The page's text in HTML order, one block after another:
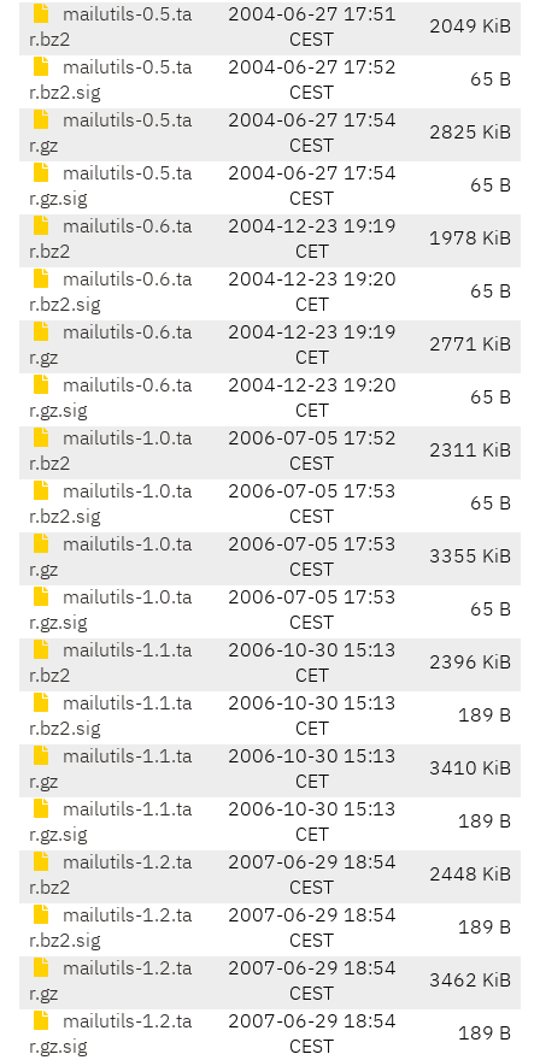
mailutils-0.5.ta
r.bz2
2004-06-27 17:51
CEST
2049 KiB
mailutils-0.5.ta
r.bz2.sig
2004-06-27 17:52
CEST
65 B
mailutils-0.5.ta
r.gz
2004-06-27 17:54
CEST
2825 KiB
mailutils-0.5.ta
r.gz.sig
2004-06-27 17:54
CEST
65 B
mailutils-0.6.ta
r.bz2
2004-12-23 19:19
CET
1978 KiB
mailutils-0.6.ta
r.bz2.sig
2004-12-23 19:20
CET
65 B
mailutils-0.6.ta
r.gz
2004-12-23 19:19
CET
2771 KiB
mailutils-0.6.ta
r.gz.sig
2004-12-23 19:20
CET
65 B
mailutils-1.0.ta
r.bz2
2006-07-05 17:52
CEST
2311 KiB
mailutils-1.0.ta
r.bz2.sig
2006-07-05 17:53
CEST
65 B
mailutils-1.0.ta
r.gz
2006-07-05 17:53
CEST
3355 KiB
mailutils-1.0.ta
r.gz.sig
2006-07-05 17:53
CEST
65 B
mailutils-1.1.ta
r.bz2
2006-10-30 15:13
CET
2396 KiB
mailutils-1.1.ta
r.bz2.sig
2006-10-30 15:13
CET
189 B
mailutils-1.1.ta
r.gz
2006-10-30 15:13
CET
3410 KiB
mailutils-1.1.ta
r.gz.sig
2006-10-30 15:13
CET
189 B
mailutils-1.2.ta
r.bz2
2007-06-29 18:54
CEST
2448 KiB
mailutils-1.2.ta
r.bz2.sig
2007-06-29 18:54
CEST
189 B
mailutils-1.2.ta
r.gz
2007-06-29 18:54
CEST
3462 KiB
mailutils-1.2.ta
r.gz.sig
2007-06-29 18:54
CEST
189 B